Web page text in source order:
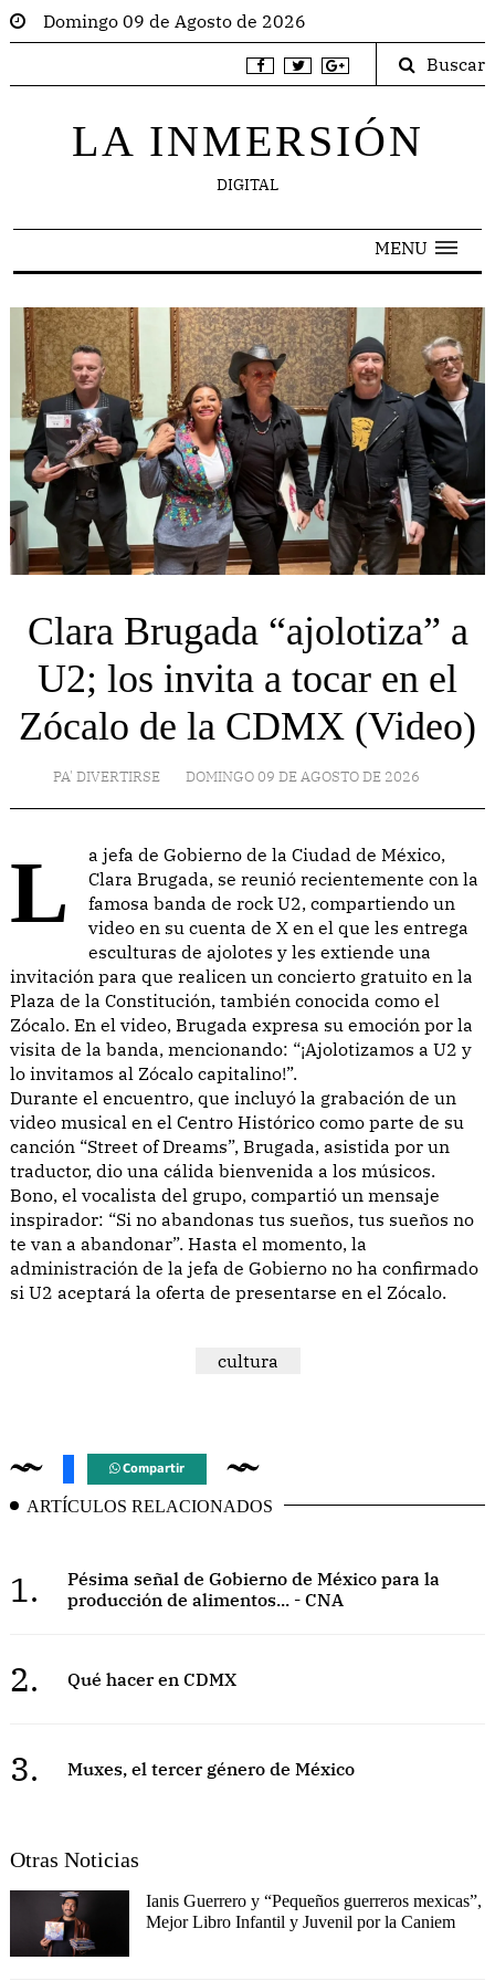
Domingo 09 de Agosto de 2026
Buscar
LA INMERSIÓN
DIGITAL
MENU
Clara Brugada “ajolotiza” a
U2; los invita a tocar en el
Zócalo de la CDMX (Video)
PA' DIVERTIRSE DOMINGO 09 DE AGOSTO DE 2026
La jefa de Gobierno de la Ciudad de México,
Clara Brugada, se reunió recientemente con la
famosa banda de rock U2, compartiendo un
video en su cuenta de X en el que les entrega
esculturas de ajolotes y les extiende una
invitación para que realicen un concierto gratuito en la
Plaza de la Constitución, también conocida como el
Zócalo. En el video, Brugada expresa su emoción por la
visita de la banda, mencionando: “¡Ajolotizamos a U2 y
lo invitamos al Zócalo capitalino!”.
Durante el encuentro, que incluyó la grabación de un
video musical en el Centro Histórico como parte de su
canción “Street of Dreams”, Brugada, asistida por un
traductor, dio una cálida bienvenida a los músicos.
Bono, el vocalista del grupo, compartió un mensaje
inspirador: “Si no abandonas tus sueños, tus sueños no
te van a abandonar”. Hasta el momento, la
administración de la jefa de Gobierno no ha confirmado
si U2 aceptará la oferta de presentarse en el Zócalo.
cultura
Compartir
ARTÍCULOS RELACIONADOS
1.
Pésima señal de Gobierno de México para la
producción de alimentos... - CNA
2. Qué hacer en CDMX
3. Muxes, el tercer género de México
Otras Noticias
Ianis Guerrero y “Pequeños guerreros mexicas”,
Mejor Libro Infantil y Juvenil por la Caniem